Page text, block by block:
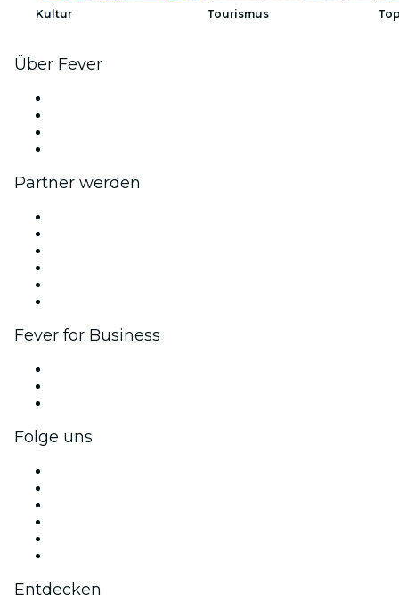
Kultur Tourismus
Über Fever
Partner werden
Fever for Business
Folge uns
Entdecken